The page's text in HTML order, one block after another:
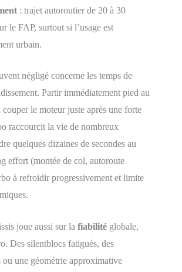
: trajet autoroutier de 20 à 30
le FAP, surtout si l’usage est
urbain.
négligé concerne les temps de
Partir immédiatement pied au
le moteur juste après une forte
raccourcit la vie de nombreux
quelques dizaines de secondes au
effort (montée de col, autoroute
à refroidir progressivement et limite
joue aussi sur la fiabilité globale,
Des silentblocs fatigués, des
ou une géométrie approximative